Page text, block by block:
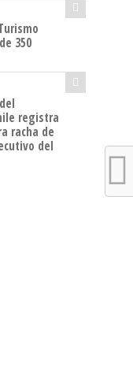
350
registra
racha de
del